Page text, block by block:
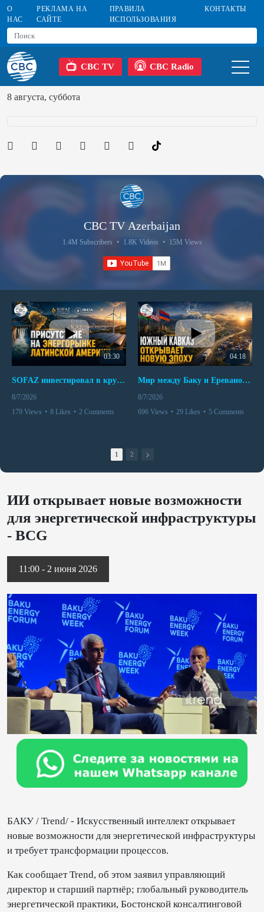
О
НАС
РЕКЛАМА НА
САЙТЕ
ПРАВИЛА
ИСПОЛЬЗОВАНИЯ
КОНТАКТЫ
CBC TV CBC Radio
8 августа, суббота
CBC TV Azerbaijan
1.4M Subscribers • 1.8K Videos • 15M Views
03:30
SOFAZ инвестировал в крупнейшего независимого производителя электроэнергии Перу
8/7/2026
179 Views • 8 Likes • 2 Comments
04:18
Мир между Баку и Ереваном запускает крупные логистические проекты
8/7/2026
696 Views • 29 Likes • 5 Comments
1 2
ИИ открывает новые возможности
для энергетической инфраструктуры
- BCG
11:00 - 2 июня 2026
БАКУ / Trend/ - Искусственный интеллект открывает
новые возможности для энергетической инфраструктуры
и требует трансформации процессов.
Как сообщает Trend, об этом заявил управляющий
директор и старший партнёр; глобальный руководитель
энергетической практики, Бостонской консалтинговой